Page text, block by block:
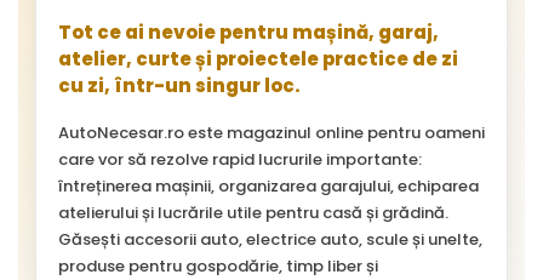
Tot ce ai nevoie pentru mașină, garaj,
atelier, curte și proiectele practice de zi
cu zi, într-un singur loc.
AutoNecesar.ro este magazinul online pentru oameni
care vor să rezolve rapid lucrurile importante:
întreținerea mașinii, organizarea garajului, echiparea
atelierului și lucrările utile pentru casă și grădină.
Găsești accesorii auto, electrice auto, scule și unelte,
produse pentru gospodărie, timp liber și